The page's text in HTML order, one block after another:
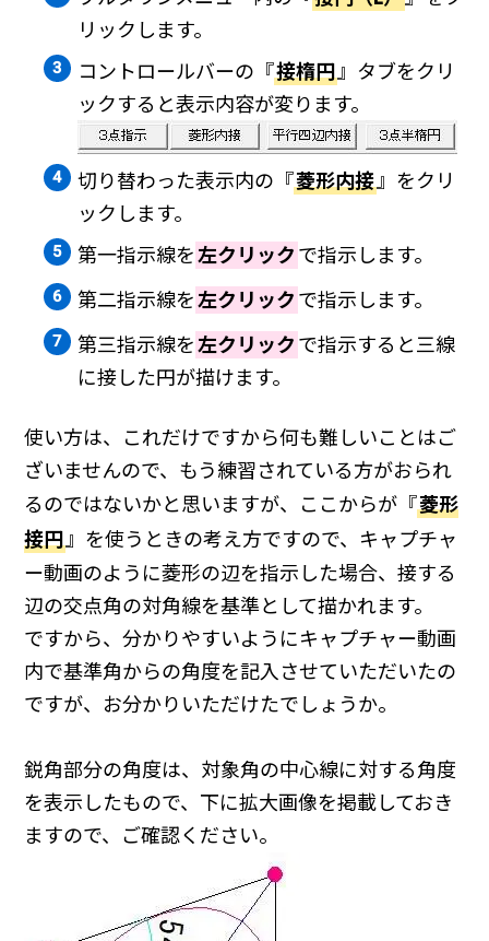
リックします。
コントロールバーの『接楕円』タブをクリ
ックすると表示内容が変ります。
切り替わった表示内の『菱形内接』をクリ
ックします。
第一指示線を左クリック で指示します。
第二指示線を左クリック で指示します。
第三指示線を左クリック で指示すると三線
に接した円が描けます。
使い方は、これだけですから何も難しいことはご
ざいませんので、もう練習されている方がおられ
るのではないかと思いますが、ここからが『菱形
接円』を使うときの考え方ですので、キャプチャ
ー動画のように菱形の辺を指示した場合、接する
辺の交点角の対角線を基準として描かれます。
ですから、分かりやすいようにキャプチャー動画
内で基準角からの角度を記入させていただいたの
ですが、お分かりいただけたでしょうか。
鋭角部分の角度は、対象角の中心線に対する角度
を表示したもので、下に拡大画像を掲載しておき
ますので、ご確認ください。